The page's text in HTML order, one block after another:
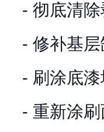
- 彻底清
- 修补基层
- 刷涂底
- 重新涂